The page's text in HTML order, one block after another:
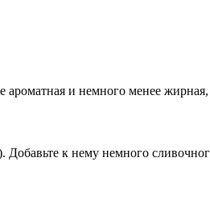
и немного менее жирная,
к нему немного